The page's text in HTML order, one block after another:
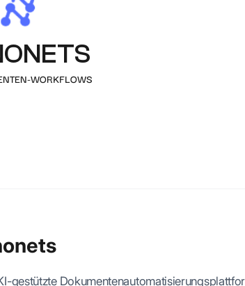
WORKFLOWS
gestützte